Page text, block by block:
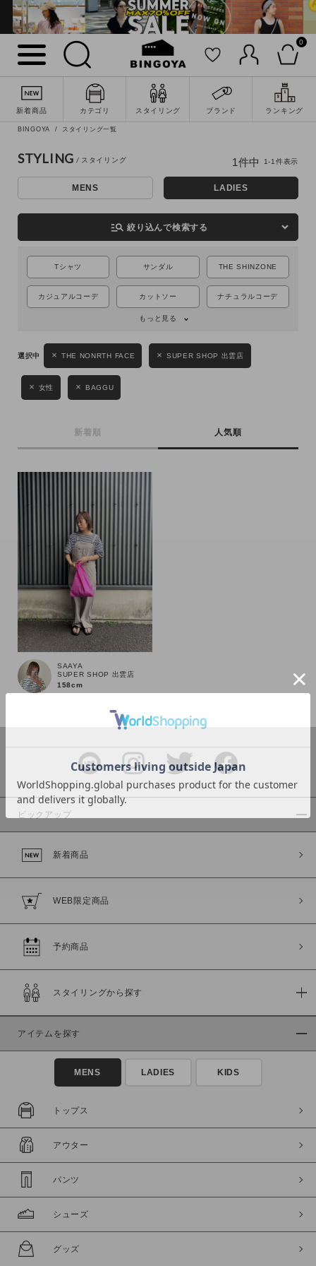
0
新着商品 カテゴリ スタイリング ブランド ランキング
詳細検索
キーワード
MENS LADIES KIDS
カテゴリ
商品タイプ
セール価格
在庫
BINGOYA スタイリング一覧
STYLING
MENS LADIES
manage_search 絞り込んで検索する
Tシャツ サンダル THE SHINZONE
カジュアルコーデ カットソー ナチュラルコーデ
もっと見る
THE NONRTH FACE SUPER SHOP 出雲店
女性 BAGGU
新着順 人気順
1件中 1-1件表示
SAAYA
SUPER SHOP 出雲店
158cm
ピックアップ
新着商品
WEB限定商品
予約商品
スタイリングから探す
アイテムを探す
MENS LADIES KIDS
トップス
アウター
パンツ
シューズ
グッズ